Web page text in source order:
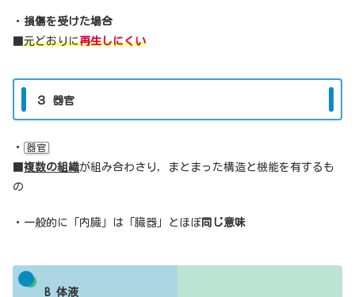
・ 損傷を受けた場合
元どおりに再生しにくい
３ 器官
・ 器官
複数の組織が組み合わさり，まとまった構造と機能を有するも
の
・一般的に「内臓」は「臓器」とほぼ同じ意味
B 体液